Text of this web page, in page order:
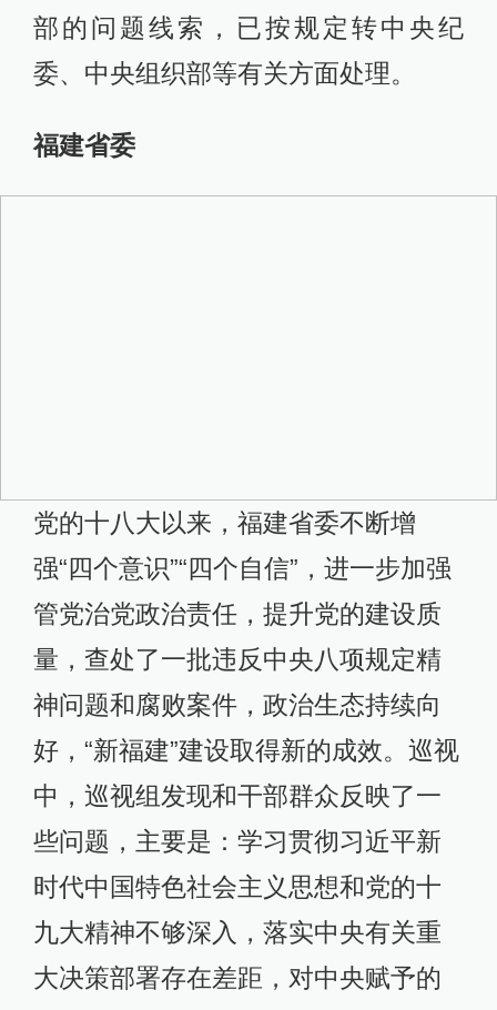
部的问题线索，已按规定转中央纪
委、中央组织部等有关方面处理。
福建省委
党的十八大以来，福建省委不断增
强“四个意识”“四个自信”，进一步加强
管党治党政治责任，提升党的建设质
量，查处了一批违反中央八项规定精
神问题和腐败案件，政治生态持续向
好，“新福建”建设取得新的成效。巡视
中，巡视组发现和干部群众反映了一
些问题，主要是：学习贯彻习近平新
时代中国特色社会主义思想和党的十
九大精神不够深入，落实中央有关重
大决策部署存在差距，对中央赋予的